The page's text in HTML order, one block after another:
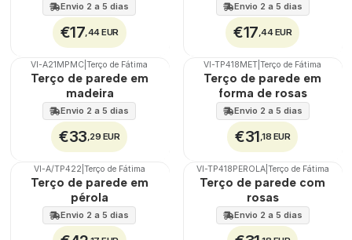
Envio 2 a 5 dias
€17,44 EUR
Envio 2 a 5 dias
€17,44 EUR
🇵🇹
VI-A21MPMC |Terço de Fátima
Terço de parede em
madeira
Envio 2 a 5 dias
€33,29 EUR
🇵🇹
VI-TP418MET |Terço de Fátima
Terço de parede em
forma de rosas
Envio 2 a 5 dias
€31,18 EUR
🇵🇹
VI-A/TP422 Terço de Fátima
Terço de parede em
pérola
Envio 2 a 5 dias
🇵🇹
VI-TP418PEROLA| Terço de Fátima
Terço de parede com
rosas
Envio 2 a 5 dias